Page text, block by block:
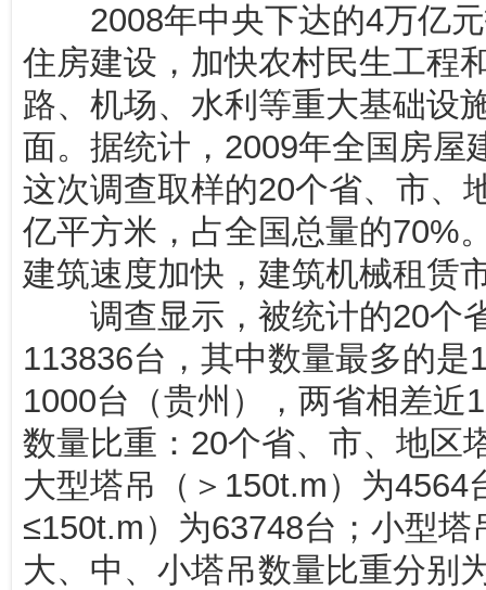
2008年中央下达的4万亿元
住房建设，加快农村民生工程
路、机场、水利等重大基础设
面。据统计，2009年全国房屋
这次调查取样的20个省、市、
亿平方米，占全国总量的70%
建筑速度加快，建筑机械租赁
调查显示，被统计的20个
113836台，其中数量最多的
1000台（贵州），两省相差近
数量比重：20个省、市、地区
大型塔吊（＞150t.m）为4564
≤150t.m）为63748台；小型
大、中、小塔吊数量比重分别